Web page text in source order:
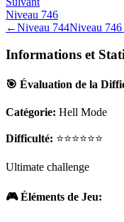
Niveau 746
←Niveau 744Niveau 746
Informations et
🎯 Évaluation de la
Catégorie: Hell Mode
Difficulté: ⭐⭐⭐⭐⭐⭐
Ultimate challenge
🎮 Éléments de Jeu: